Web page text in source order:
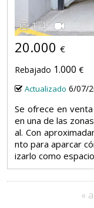
1/4
20.000 €
Rebajado 1.000 €
Actualizado 6/07/
Se ofrece en
en una de las
al. Con
nto para aparcar
izarlo como
«